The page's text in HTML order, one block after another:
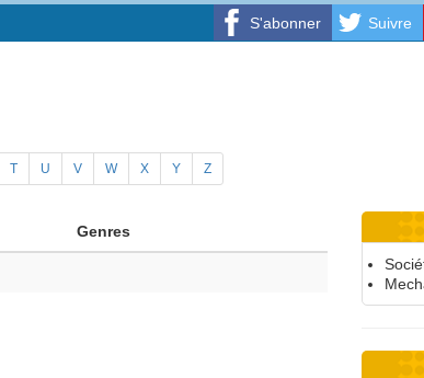
S'abonner Suivre
T U V W X Y Z
Genres